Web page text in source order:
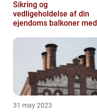
Sikring og
vedligeholdelse af din
ejendoms balkoner med
31 may 2023